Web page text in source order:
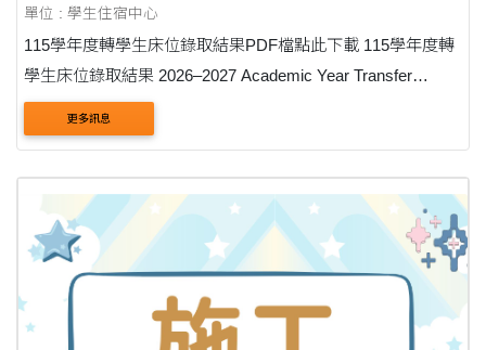
單位 : 學生住宿中心
115學年度轉學生床位錄取結果PDF檔點此下載 115學年度轉
學生床位錄取結果 2026–2027 Academic Year Transfer
Student Accommodation Assignment Results 床位查
更多訊息